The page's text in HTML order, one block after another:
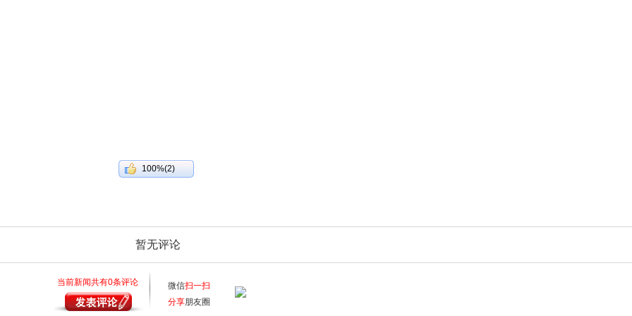
100%(2)
暂无评论
当前新闻共有0条评论 微信扫一扫
分享朋友圈